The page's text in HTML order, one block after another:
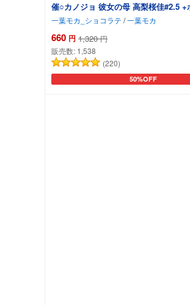
催○カノジョ 彼女の母 高梨桜佳#2.5 +
一葉モカ_ショコラテ /一葉モカ
660 円 1,320 円
販売数: 1,538
(220)
50%OFF
カートに追加